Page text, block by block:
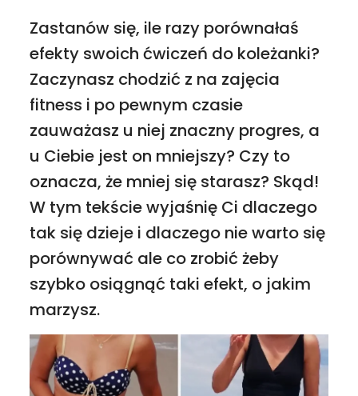
Zastanów się, ile razy porównałaś
efekty swoich ćwiczeń do koleżanki?
Zaczynasz chodzić z na zajęcia
fitness i po pewnym czasie
zauważasz u niej znaczny progres, a
u Ciebie jest on mniejszy? Czy to
oznacza, że mniej się starasz? Skąd!
W tym tekście wyjaśnię Ci dlaczego
tak się dzieje i dlaczego nie warto się
porównywać ale co zrobić żeby
szybko osiągnąć taki efekt, o jakim
marzysz.